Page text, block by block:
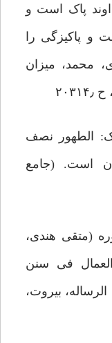
پاک است و
و پاکیزگی را
محمد، میزان
ص ۳؛ و ر.ک: الطهور نصف
است. (جامع
(متقی هندی،
فی سنن
چ ۳، مؤسسه الرساله، بیروت،